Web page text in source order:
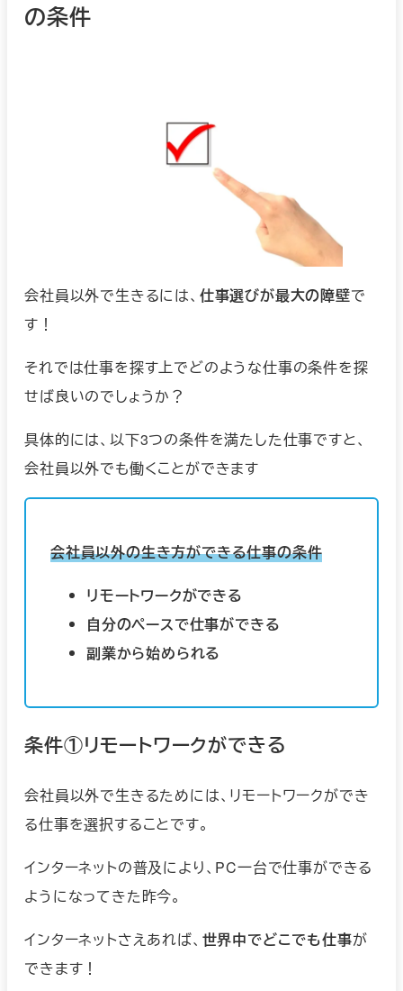
の条件
会社員以外で生きるには、 仕事選びが最大の障壁で
す！
それでは仕事を探す上でどのような仕事の条件を探
せば良いのでしょうか？
具体的には、以下3つの条件を満たした仕事ですと、
会社員以外でも働くことができます
会社員以外の生き方ができる仕事の条件
リモートワークができる
自分のペースで仕事ができる
副業から始められる
条件①リモートワークができる
会社員以外で生きるためには、リモートワークができ
る仕事を選択することです。
インターネットの普及により、PC一台で仕事ができる
ようになってきた昨今。
インターネットさえあれば、 世界中でどこでも仕事が
できます！